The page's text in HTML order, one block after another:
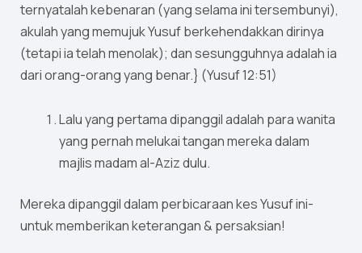
ternyatalah kebenaran (yang selama ini tersembunyi),
akulah yang memujuk Yusuf berkehendakkan dirinya
(tetapi ia telah menolak); dan sesungguhnya adalah ia
dari orang-orang yang benar.} (Yusuf 12:51)
Lalu yang pertama dipanggil adalah para wanita
yang pernah melukai tangan mereka dalam
majlis madam al-Aziz dulu.
Mereka dipanggil dalam perbicaraan kes Yusuf ini-
untuk memberikan keterangan & persaksian!